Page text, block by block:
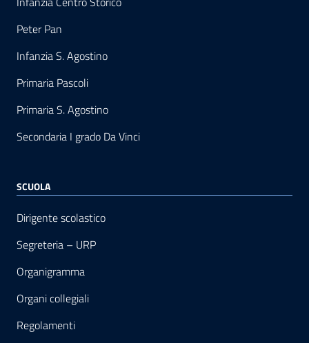
Peter Pan
Infanzia S. Agostino
Primaria Pascoli
Primaria S. Agostino
Secondaria I grado Da Vinci
SCUOLA
Dirigente scolastico
Segreteria – URP
Organigramma
Organi collegiali
Regolamenti